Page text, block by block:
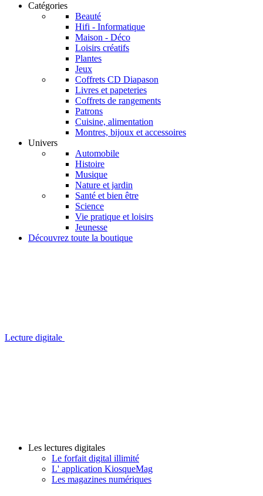
Catégories
Beauté
Hifi - Informatique
Maison - Déco
Loisirs créatifs
Plantes
Jeux
Coffrets CD Diapason
Livres et papeteries
Coffrets de rangements
Patrons
Cuisine, alimentation
Montres, bijoux et accessoires
Univers
Automobile
Histoire
Musique
Nature et jardin
Santé et bien être
Science
Vie pratique et loisirs
Jeunesse
Découvrez toute la boutique
Lecture digitale
Les lectures digitales
Le forfait digital illimité
L' application KiosqueMag
Les magazines numériques